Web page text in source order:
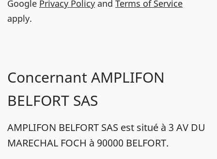
Google Privacy Policy and Terms of Service
apply.
Concernant AMPLIFON
BELFORT SAS
AMPLIFON BELFORT SAS est situé à 3 AV DU
MARECHAL FOCH à 90000 BELFORT.